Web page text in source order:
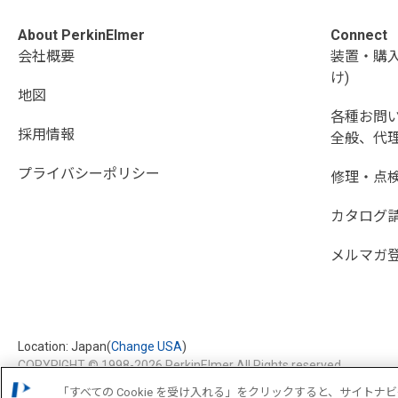
About PerkinElmer
会社概要
地図
採用情報
プライバシーポリシー
Connect
装置・購
け)
各種お問
全般、代
修理・点
カタログ
メルマガ
Location: Japan(Change USA)
COPYRIGHT © 1998-2026 PerkinElmer All Rights reserved
「すべての Cookie を受け入れる」をクリックすると、サイトナ